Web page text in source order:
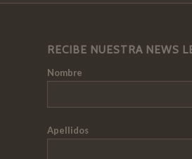
RECIBE NUESTRA NEWS
Nombre
Apellidos